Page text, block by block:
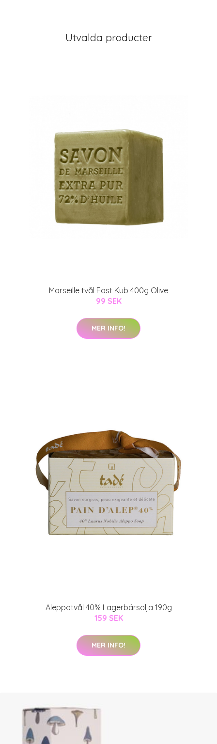
Utvalda producter
Marseille tvål Fast Kub 400g Olive
99 SEK
MER INFO!
Aleppotvål 40% Lagerbärsolja 190g
159 SEK
MER INFO!